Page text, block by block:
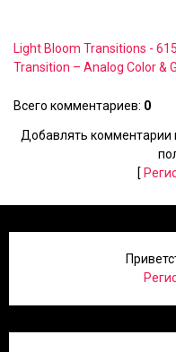
Light Bloom Transitions -
Transition – Analog Color &
Всего комментариев: 0
Добавлять комментарии
[